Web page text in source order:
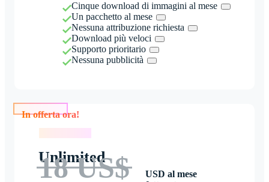
Cinque download di immagini al mese
Un pacchetto al mese
Nessuna attribuzione richiesta
Download più veloci
Supporto prioritario
Nessuna pubblicità
Unlimited
18 US$
USD al mese